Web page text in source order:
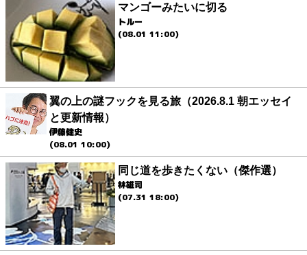
マンゴーみたいに切る
トルー
(08.01 11:00)
翼の上の謎フックを見る旅（2026.8.1 朝エッセイ
と更新情報）
伊藤健史
(08.01 10:00)
同じ道を歩きたくない（傑作選）
林雄司
(07.31 18:00)